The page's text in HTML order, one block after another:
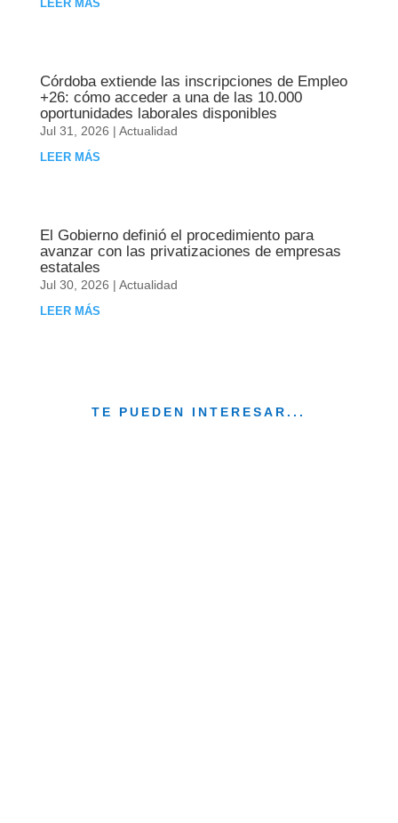
LEER MÁS
Córdoba extiende las inscripciones de Empleo
+26: cómo acceder a una de las 10.000
oportunidades laborales disponibles
Jul 31, 2026 | Actualidad
LEER MÁS
El Gobierno definió el procedimiento para
avanzar con las privatizaciones de empresas
estatales
Jul 30, 2026 | Actualidad
LEER MÁS
TE PUEDEN INTERESAR...